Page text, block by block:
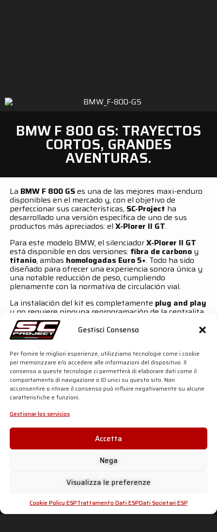
Gestisci Consenso
Per fornire le migliori esperienze, utilizziamo tecnologie come i cookie
per memorizzare e/o accedere alle informazioni del dispositivo. Il
consenso a queste tecnologie ci permetterà di elaborare dati come il
comportamento di navigazione o ID unici su questo sito. Non
acconsentire o ritirare il consenso può influire negativamente su alcune
caratteristiche e funzioni.
Gestionar los servicios
Accetta
Nega
Visualizza le preferenze
Cookie Policy ESPTrattamento Dati ESPDati Societari ESP
BMW F 800 GS: TRAYECTOS
CORTOS, GRANDES
AVENTURAS.
La BMW F 800 GSes una de las mejores maxi-enduro
disponibles en el mercado y, con el objetivo de
perfeccionar sus características, SC-Project ha
desarrollado una versión específica de uno de sus
productos más apreciados: el X-Plorer II GT.
Para este modelo BMW, el silenciadorX-Plorer II GT
está disponible en dos versiones: fibra de carbono y
titanio, ambas homologadas Euro 5+. Todo ha sido
diseñado para ofrecer una experiencia sonora única y
una notable reducción de peso, cumpliendo
plenamente con la normativa de circulación vial.
La instalación del kit es completamente plug and play
y no requiere ninguna reprogramación de la centralita.
Más deun 40 % más ligeroque el silenciador
original (versión en carbono)
Compatiblecon maletas y caballete central
originales
Terminal en fibra de carbono
Diseño estilizado
100 % Made in Italy
Para más detalles, haz clic en el botón de abajo:
SC-PROJECT SHOP
SC PROJECT WORLD
Silenciadores
INFORMACIÓN Y
ASISTENCIA
Distribuidores oficiales